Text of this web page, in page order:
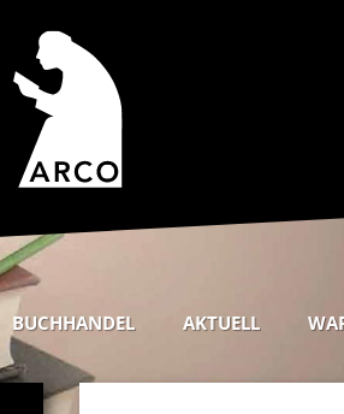
BUCHHANDEL AKTUELL